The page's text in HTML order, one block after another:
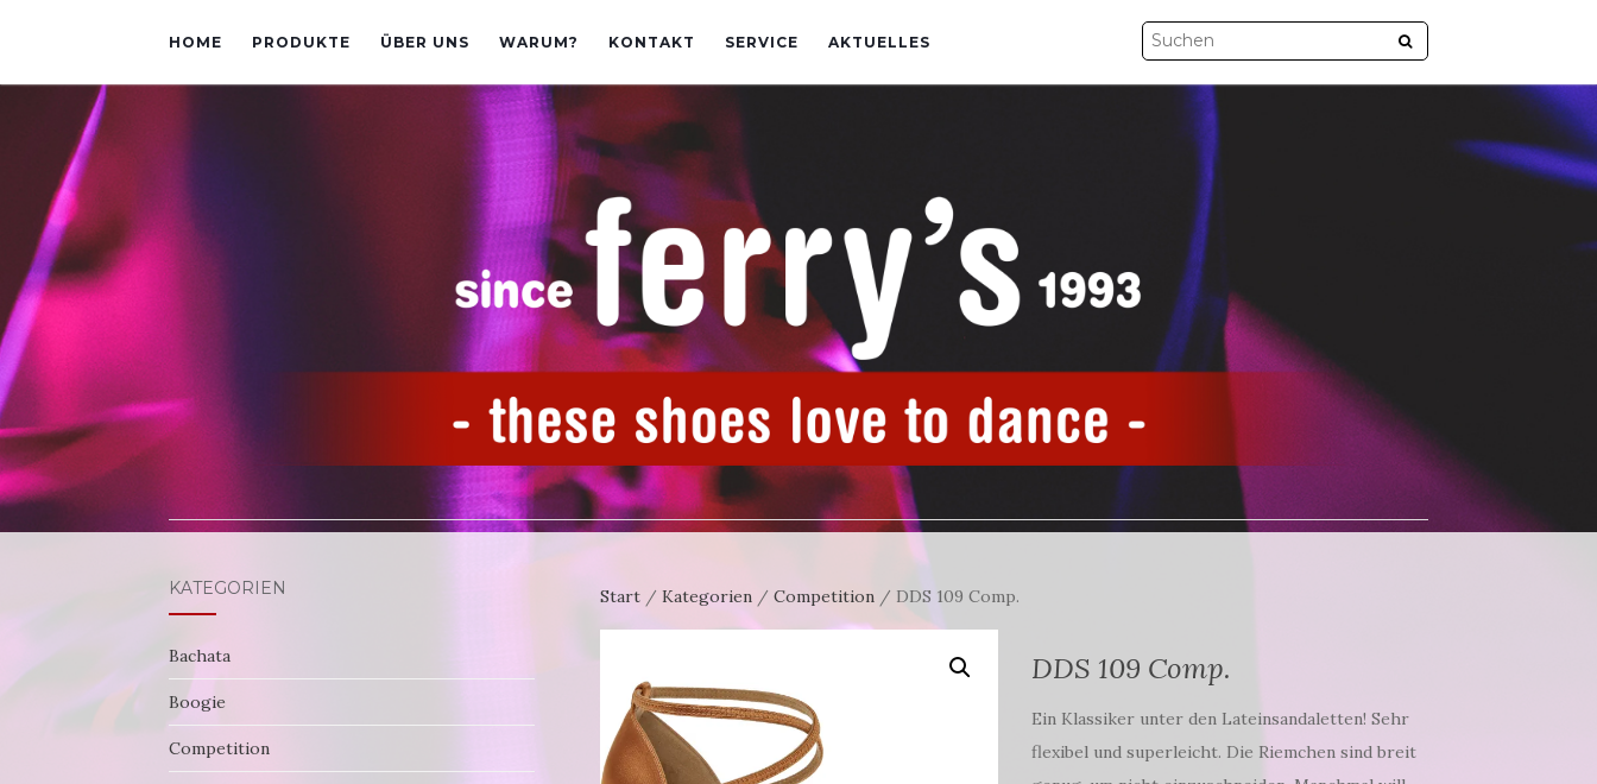
HOME PRODUKTE ÜBER UNS WARUM? KONTAKT SERVICE AKTUELLES
Start /Kategorien /Competition / DDS 109 Comp.
DDS 109 Comp.
Ein Klassiker unter den Lateinsandaletten! Sehr
flexibel und superleicht. Die Riemchen sind breit
KATEGORIEN
Bachata
Boogie
Competition